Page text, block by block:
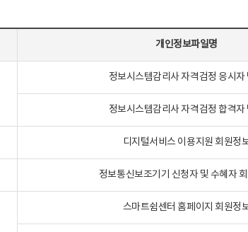
개인정보파일명
정보시스템감리사 자격검정 응시자
정보시스템감리사 자격검정 합격자
디지털서비스 이용지원 회원정
정보통신보조기기 신청자 및 수혜자 회
스마트쉼센터 홈페이지 회원정